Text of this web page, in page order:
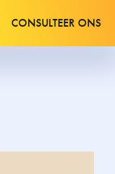
CONSULTEER ONS